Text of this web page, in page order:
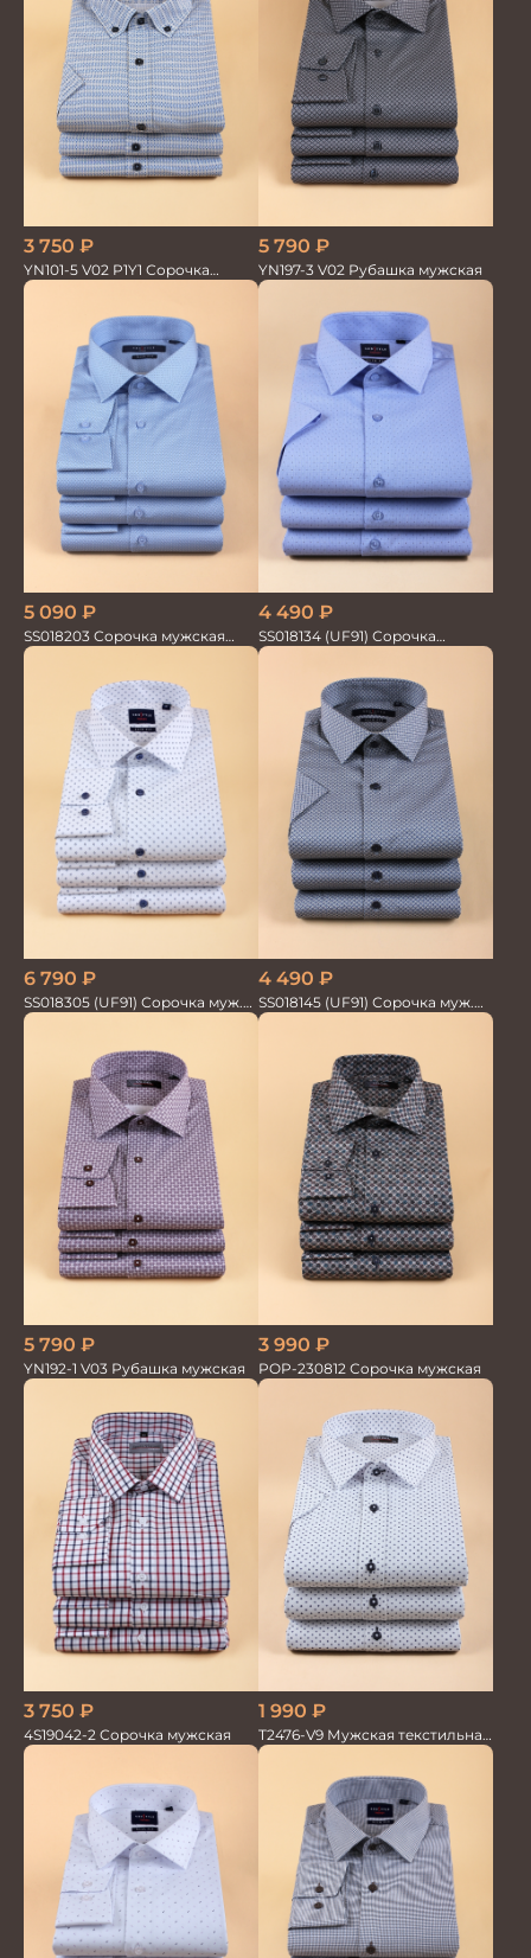
3 750 ₽
YN101-5 V02 P1Y1 Сорочка
мужская
5 790 ₽
YN197-3 V02 Рубашка мужская
5 090 ₽
SS018203 Сорочка мужская
GROSTYLE PRIME
4 490 ₽
SS018134 (UF91) Сорочка
мужская GROSTYLE TRENDY
6 790 ₽
SS018305 (UF91) Сорочка муж.
GROSTYLE TRENDY
4 490 ₽
SS018145 (UF91) Сорочка муж.
кр.рук. GROSTYLE PRIME
5 790 ₽
YN192-1 V03 Рубашка мужская
3 990 ₽
POP-230812 Сорочка мужская
3 750 ₽
4S19042-2 Сорочка мужская
1 990 ₽
T2476-V9 Мужская текстильная
рубашка / Сорочка